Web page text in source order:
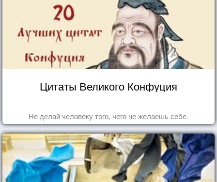
Цитаты Великого Конфуция
Не делай человеку того, чего не желаешь себе.